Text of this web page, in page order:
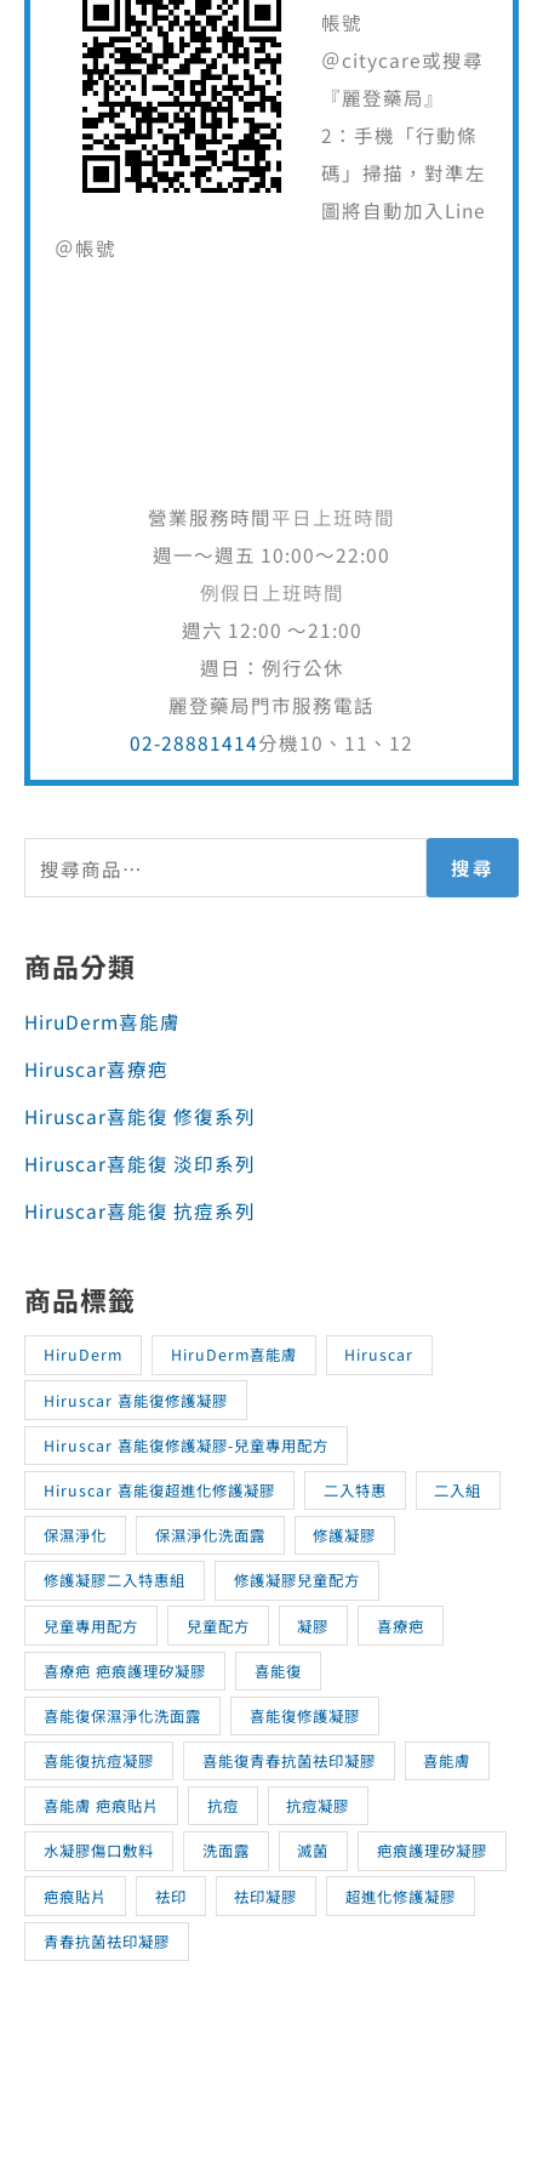
帳號
＠citycare或搜尋
『麗登藥局』
2：手機「行動條
碼」掃描，對準左
圖將自動加入Line
＠帳號
營業服務時間平日上班時間
週一～週五 10:00～22:00
例假日上班時間
週六 12:00 ～21:00
週日：例行公休
麗登藥局門市服務電話
02-28881414分機10、11、12
搜尋
商品分類
HiruDerm喜能膚
Hiruscar喜療疤
Hiruscar喜能復 修復系列
Hiruscar喜能復 淡印系列
Hiruscar喜能復 抗痘系列
商品標籤
HiruDerm HiruDerm喜能膚 Hiruscar
Hiruscar 喜能復修護凝膠
Hiruscar 喜能復修護凝膠-兒童專用配方
Hiruscar 喜能復超進化修護凝膠 二入特惠 二入組
保濕淨化 保濕淨化洗面露 修護凝膠
修護凝膠二入特惠組 修護凝膠兒童配方
兒童專用配方 兒童配方 凝膠 喜療疤
喜療疤 疤痕護理矽凝膠 喜能復
喜能復保濕淨化洗面露 喜能復修護凝膠
喜能復抗痘凝膠 喜能復青春抗菌祛印凝膠 喜能膚
喜能膚 疤痕貼片 抗痘 抗痘凝膠
水凝膠傷口敷料 洗面露 滅菌 疤痕護理矽凝膠
疤痕貼片 祛印 祛印凝膠 超進化修護凝膠
青春抗菌祛印凝膠